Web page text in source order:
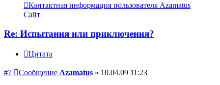
Контактная информация пользователя Azamatus
Сайт
Re: Испытания или приключения?
Цитата
#7 Сообщение Azamatus » 10.04.09 11:23